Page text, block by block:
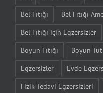
Bel Fıtığı
Bel Fıtığı
Bel Fıtığı için Egzersizler
Boyun Fıtığı
Boyun
Egzersizler
Evde
Fizik Tedavi Egzersizleri